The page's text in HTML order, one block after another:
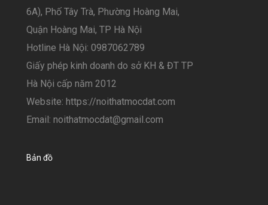
6A), Phố Tây Trà, Phường Hoàng Mai,
Quận Hoàng Mai, TP Hà Nội
Hotline Hà Nội: 0987062789
Giấy phép kinh doanh do sở KH & ĐT TP
Hà Nội cấp năm 2012
Website: https://noithatmocdat.com
Email: noithatmocdat@gmail.com
Bản đồ